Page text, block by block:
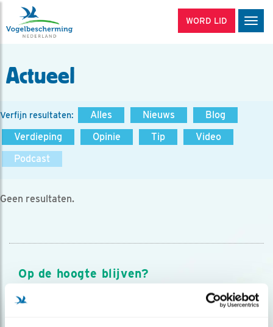
WORD LID
Actueel
Verfijn resultaten: Alles Nieuws
Blog
Verdieping
Opinie Tip
Video
Podcast
Geen resultaten.
Op de hoogte blijven?
Meld je aan en ontvang nieuws, inspiratie, acties en tips
over vogels en activiteiten van Vogelbescherming.